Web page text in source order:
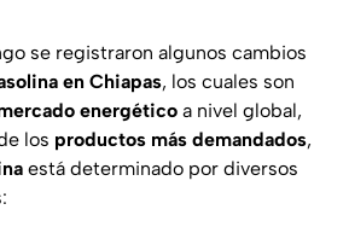
se registraron algunos cambios
en Chiapas, los cuales son
energético a nivel global,
los productos más demandados,
está determinado por diversos